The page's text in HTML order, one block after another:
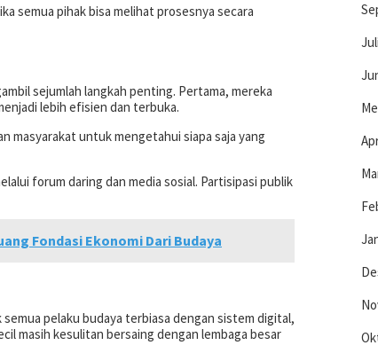
semua pihak bisa melihat prosesnya secara
sejumlah langkah penting. Pertama, mereka
lebih efisien dan terbuka.
masyarakat untuk mengetahui siapa saja yang
forum daring dan media sosial. Partisipasi publik
Fondasi Ekonomi Dari Budaya
pelaku budaya terbiasa dengan sistem digital,
masih kesulitan bersaing dengan lembaga besar